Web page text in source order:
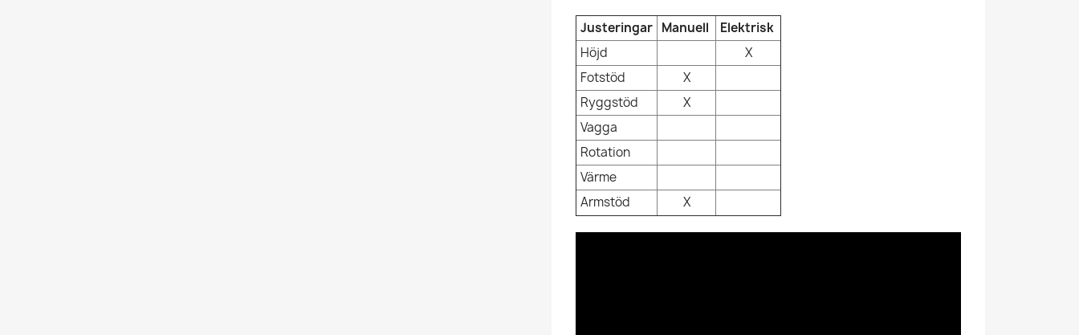
Justeringar Manuell
Elektrisk
Höjd
X
Fotstöd
X
Ryggstöd
X
Vagga
Rotation
Värme
Armstöd
X